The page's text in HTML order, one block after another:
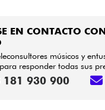
EN CONTACTO
músicos y
responder todas sus
181 930 900